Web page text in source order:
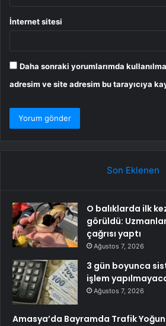
İnternet sitesi
Daha sonraki yorumlarımda
adresim ve site adresim bu tarayıcıya
Son Eklenen
O balıklarda ilk
görüldü:
çağrısı yaptı
Ağustos 7, 2026
3 gün boyunca
işlem
Ağustos 7, 2026
Amasya’da Bayramda Trafik